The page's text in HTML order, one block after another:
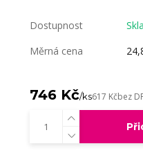
Dostupnost
Měrná cena
746 Kč/ks617 Kčbez